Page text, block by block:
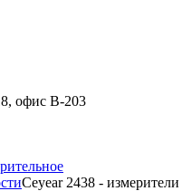
офис B-203
Ceyear 2438 - измерители